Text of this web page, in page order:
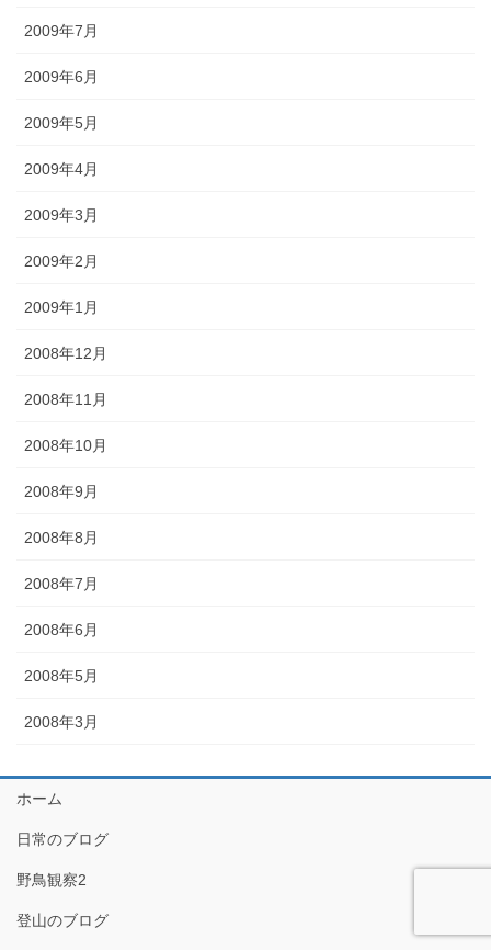
2009年7月
2009年6月
2009年5月
2009年4月
2009年3月
2009年2月
2009年1月
2008年12月
2008年11月
2008年10月
2008年9月
2008年8月
2008年7月
2008年6月
2008年5月
2008年3月
ホーム
日常のブログ
野鳥観察2
登山のブログ